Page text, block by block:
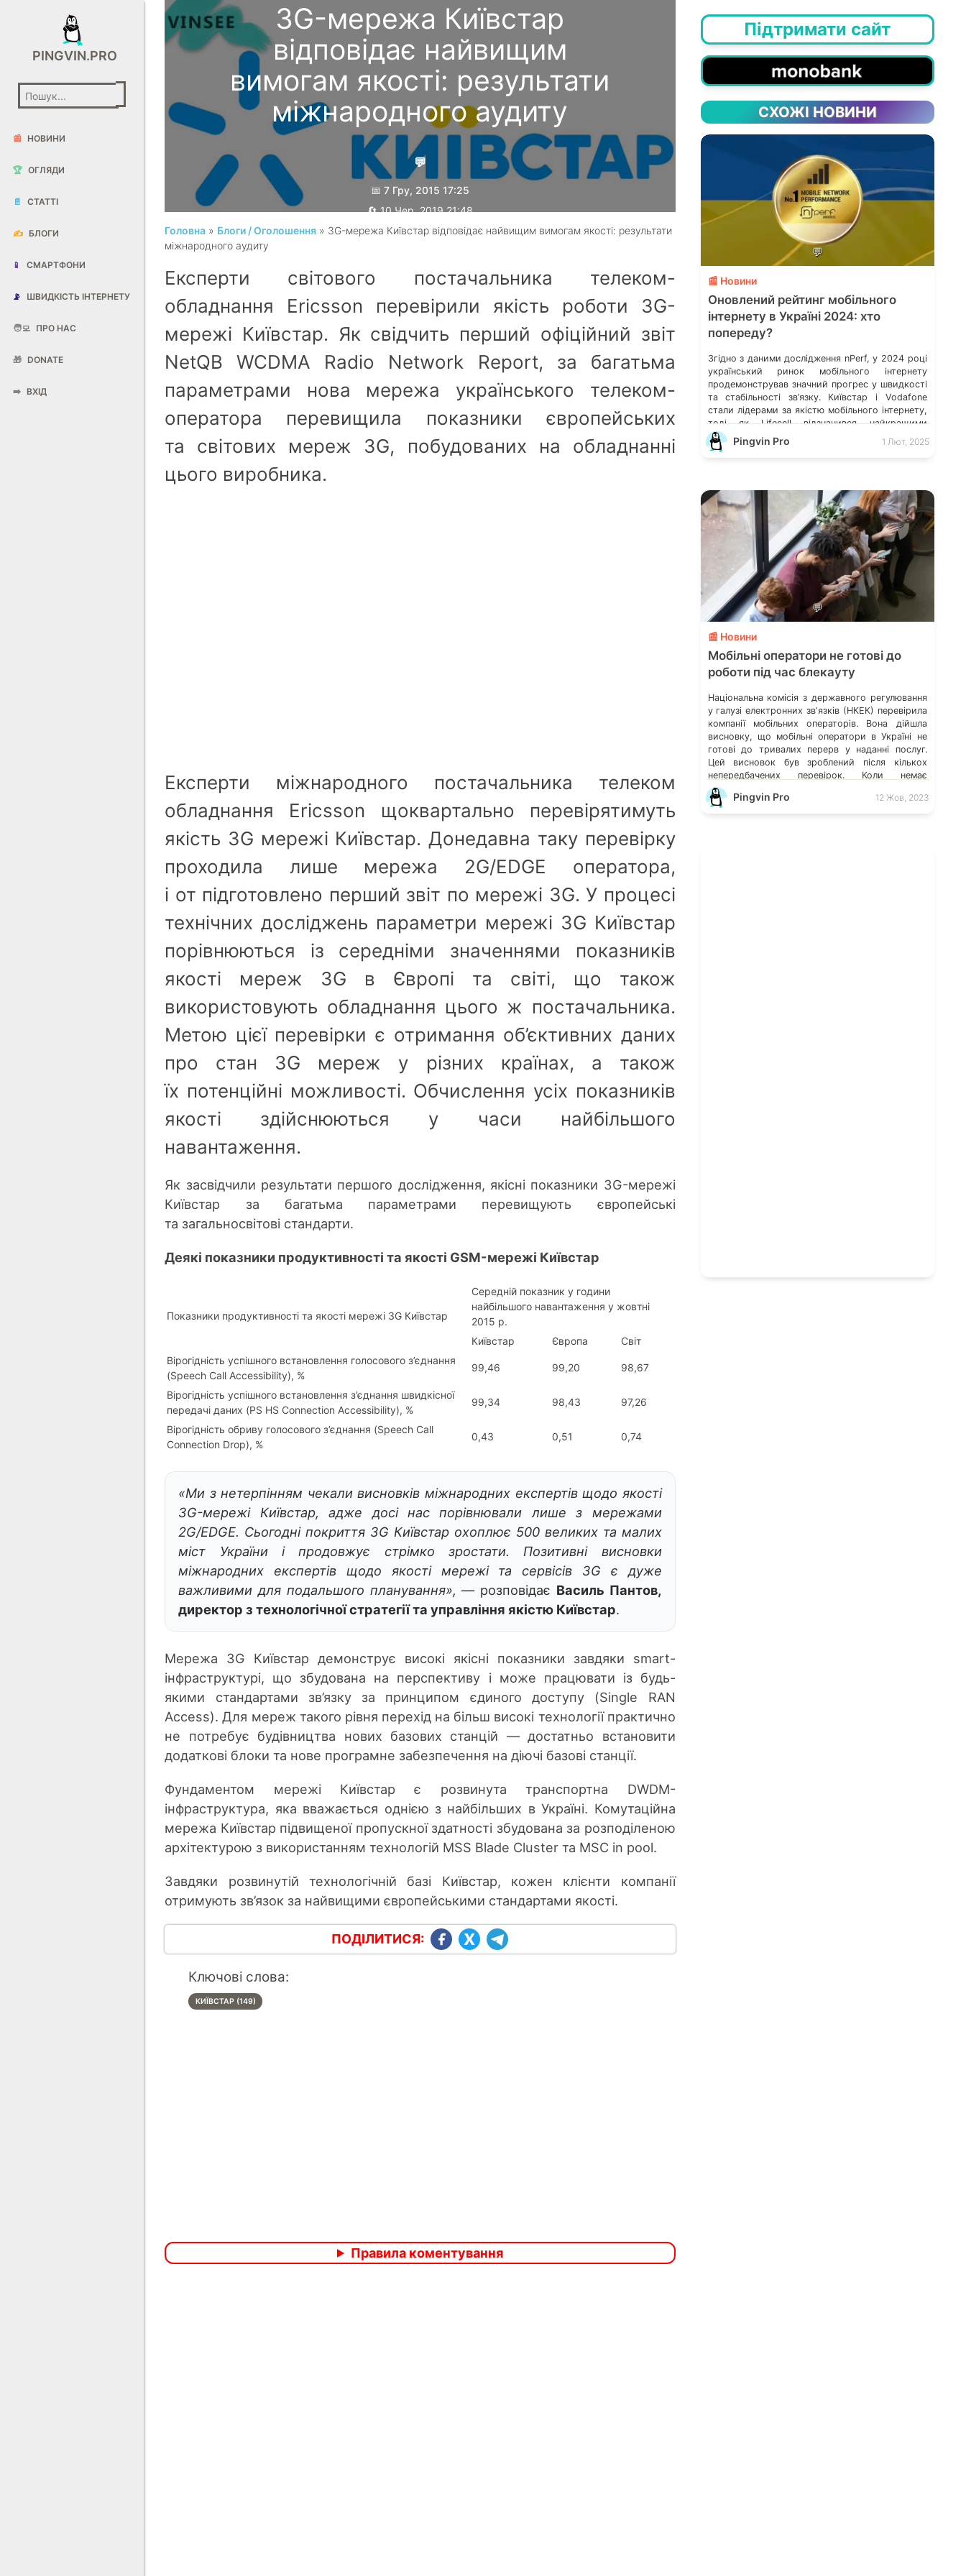
PINGVIN.PRO
📰 НОВИНИ
🏆 ОГЛЯДИ
📄 СТАТТІ
✍️ БЛОГИ
📱 СМАРТФОНИ
📡 ШВИДКІСТЬ ІНТЕРНЕТУ
🧑‍💻 ПРО НАС
🎁 DONATE
➡️ ВХІД
3G-мережа Київстар
відповідає найвищим
вимогам якості: результати
міжнародного аудиту
💬
📅 7 Гру, 2015 17:25
🔄 10 Чер, 2019 21:48
Гребеник Максим
Головна » Блоги / Оголошення » 3G-мережа Київстар відповідає найвищим вимогам якості: результати
міжнародного аудиту
Експерти світового постачальника телеком-
обладнання Ericsson перевірили якість роботи 3G-
мережі Київстар. Як свідчить перший офіційний звіт
NetQB WCDMA Radio Network Report, за багатьма
параметрами нова мережа українського телеком-
оператора перевищила показники європейських
та світових мереж 3G, побудованих на обладнанні
цього виробника.
Експерти міжнародного постачальника телеком
обладнання Ericsson щоквартально перевірятимуть
якість 3G мережі Київстар. Донедавна таку перевірку
проходила лише мережа 2G/EDGE оператора,
і от підготовлено перший звіт по мережі 3G. У процесі
технічних досліджень параметри мережі 3G Київстар
порівнюються із середніми значеннями показників
якості мереж 3G в Європі та світі, що також
використовують обладнання цього ж постачальника.
Метою цієї перевірки є отримання об’єктивних даних
про стан 3G мереж у різних країнах, а також
їх потенційні можливості. Обчислення усіх показників
якості здійснюються у часи найбільшого
навантаження.
Як засвідчили результати першого дослідження, якісні показники 3G-мережі
Київстар за багатьма параметрами перевищують європейські
та загальносвітові стандарти.
Деякі показники продуктивності та якості GSM-мережі Київстар
Показники продуктивності та якості мережі 3G Київстар
Середній показник у години
найбільшого навантаження у жовтні
2015 р.
Київстар
Європа
Світ
Вірогідність успішного встановлення голосового з’єднання
(Speech Call Accessibility), %
99,46 99,20 98,67
Вірогідність успішного встановлення з’єднання швидкісної
передачі даних (PS HS Connection Accessibility), %
99,34 98,43 97,26
Вірогідність обриву голосового з’єднання (Speech Call
Connection Drop), %
0,43 0,51 0,74
«Ми з нетерпінням чекали висновків міжнародних експертів щодо якості
3G-мережі Київстар, адже досі нас порівнювали лише з мережами
2G/EDGE. Сьогодні покриття 3G Київстар охоплює 500 великих та малих
міст України і продовжує стрімко зростати. Позитивні висновки
міжнародних експертів щодо якості мережі та сервісів 3G є дуже
важливими для подальшого планування»,— розповідає Василь Пантов,
директор з технологічної стратегії та управління якістю Київстар.
Мережа 3G Київстар демонструє високі якісні показники завдяки smart-
інфраструктурі, що збудована на перспективу і може працювати із будь-
якими стандартами зв’язку за принципом єдиного доступу (Single RAN
Access). Для мереж такого рівня перехід на більш високі технології практично
не потребує будівництва нових базових станцій — достатньо встановити
додаткові блоки та нове програмне забезпечення на діючі базові станції.
Фундаментом мережі Київстар є розвинута транспортна DWDM-
інфраструктура, яка вважається однією з найбільших в Україні. Комутаційна
мережа Київстар підвищеної пропускної здатності збудована за розподіленою
архітектурою з використанням технологій MSS Blade Cluster та MSC in pool.
Завдяки розвинутій технологічній базі Київстар, кожен клієнти компанії
отримують зв’язок за найвищими європейськими стандартами якості.
ПОДІЛИТИСЯ:
Ключові слова:
КИЇВСТАР (149)
Правила коментування
Підтримати сайт
СХОЖІ НОВИНИ
💬
📰 Новини
Оновлений рейтинг мобільного
інтернету в Україні 2024: хто
попереду?
Згідно з даними дослідження nPerf, у 2024 році
український ринок мобільного інтернету
продемонстрував значний прогрес у швидкості
та стабільності зв’язку. Київстар і Vodafone
стали лідерами за якістю мобільного інтернету,
тоді як Lifecell відзначився найкращими
показниками у веб-браузингу та потоковому
відео. Швидкість завантаження: Київстар і
Pingvin Pro 1 Лют, 2025
💬
📰 Новини
Мобільні оператори не готові до
роботи під час блекауту
Національна комісія з державного регулювання
у галузі електронних звʼязків (НКЕК) перевірила
компанії мобільних операторів. Вона дійшла
висновку, що мобільні оператори в Україні не
готові до тривалих перерв у наданні послуг.
Цей висновок був зроблений після кількох
непередбачених перевірок. Коли немає
мобільного звʼязку: як підключитися до
національного роумінгу? Національний роумінг
Pingvin Pro 12 Жов, 2023